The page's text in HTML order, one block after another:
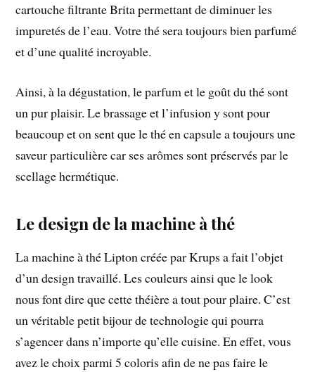
cartouche filtrante Brita permettant de diminuer les
impuretés de l’eau. Votre thé sera toujours bien parfumé
et d’une qualité incroyable.
Ainsi, à la dégustation, le parfum et le goût du thé sont
un pur plaisir. Le brassage et l’infusion y sont pour
beaucoup et on sent que le thé en capsule a toujours une
saveur particulière car ses arômes sont préservés par le
scellage hermétique.
Le design de la machine à thé
La machine à thé Lipton créée par Krups a fait l’objet
d’un design travaillé. Les couleurs ainsi que le look
nous font dire que cette théière a tout pour plaire. C’est
un véritable petit bijour de technologie qui pourra
s’agencer dans n’importe qu’elle cuisine. En effet, vous
avez le choix parmi 5 coloris afin de ne pas faire le